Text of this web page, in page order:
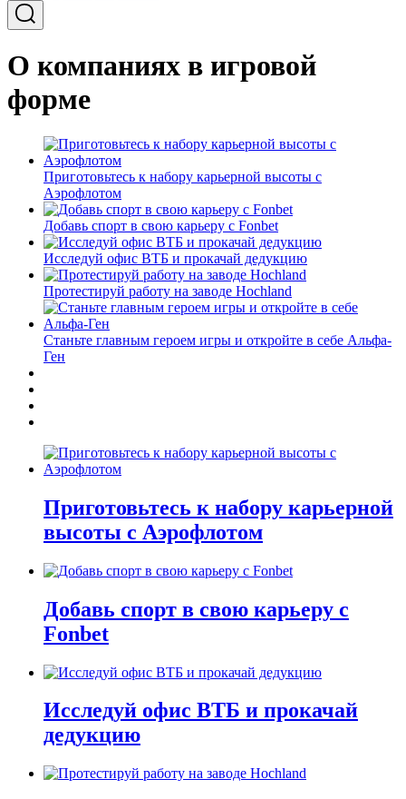
О компаниях в игровой
форме
Приготовьтесь к набору карьерной высоты с
Аэрофлотом
Добавь спорт в свою карьеру с Fonbet
Исследуй офис ВТБ и прокачай дедукцию
Протестируй работу на заводе Hochland
Станьте главным героем игры и откройте в себе Альфа-
Ген
Приготовьтесь к набору карьерной
высоты с Аэрофлотом
Добавь спорт в свою карьеру с
Fonbet
Исследуй офис ВТБ и прокачай
дедукцию